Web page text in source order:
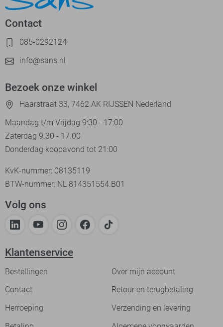
Contact
085-0292124
info@sans.nl
Bezoek onze winkel
Haarstraat 33, 7462 AK RIJSSEN Nederland
Maandag t/m Vrijdag 9:30 - 17:00
Zaterdag 9.30 - 17.00
Donderdag koopavond tot 21:00
KvK-nummer: 08135119
BTW-nummer: NL 814351554.B01
Volg ons
Klantenservice
Bestellingen
Over mijn account
Contact
Retour en terugbetaling
Herroeping
Verzending en levering